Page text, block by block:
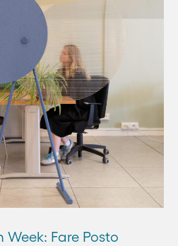
Week: Fare Posto